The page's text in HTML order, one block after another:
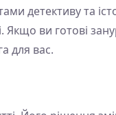
детективу та
Якщо ви готові
для вас.